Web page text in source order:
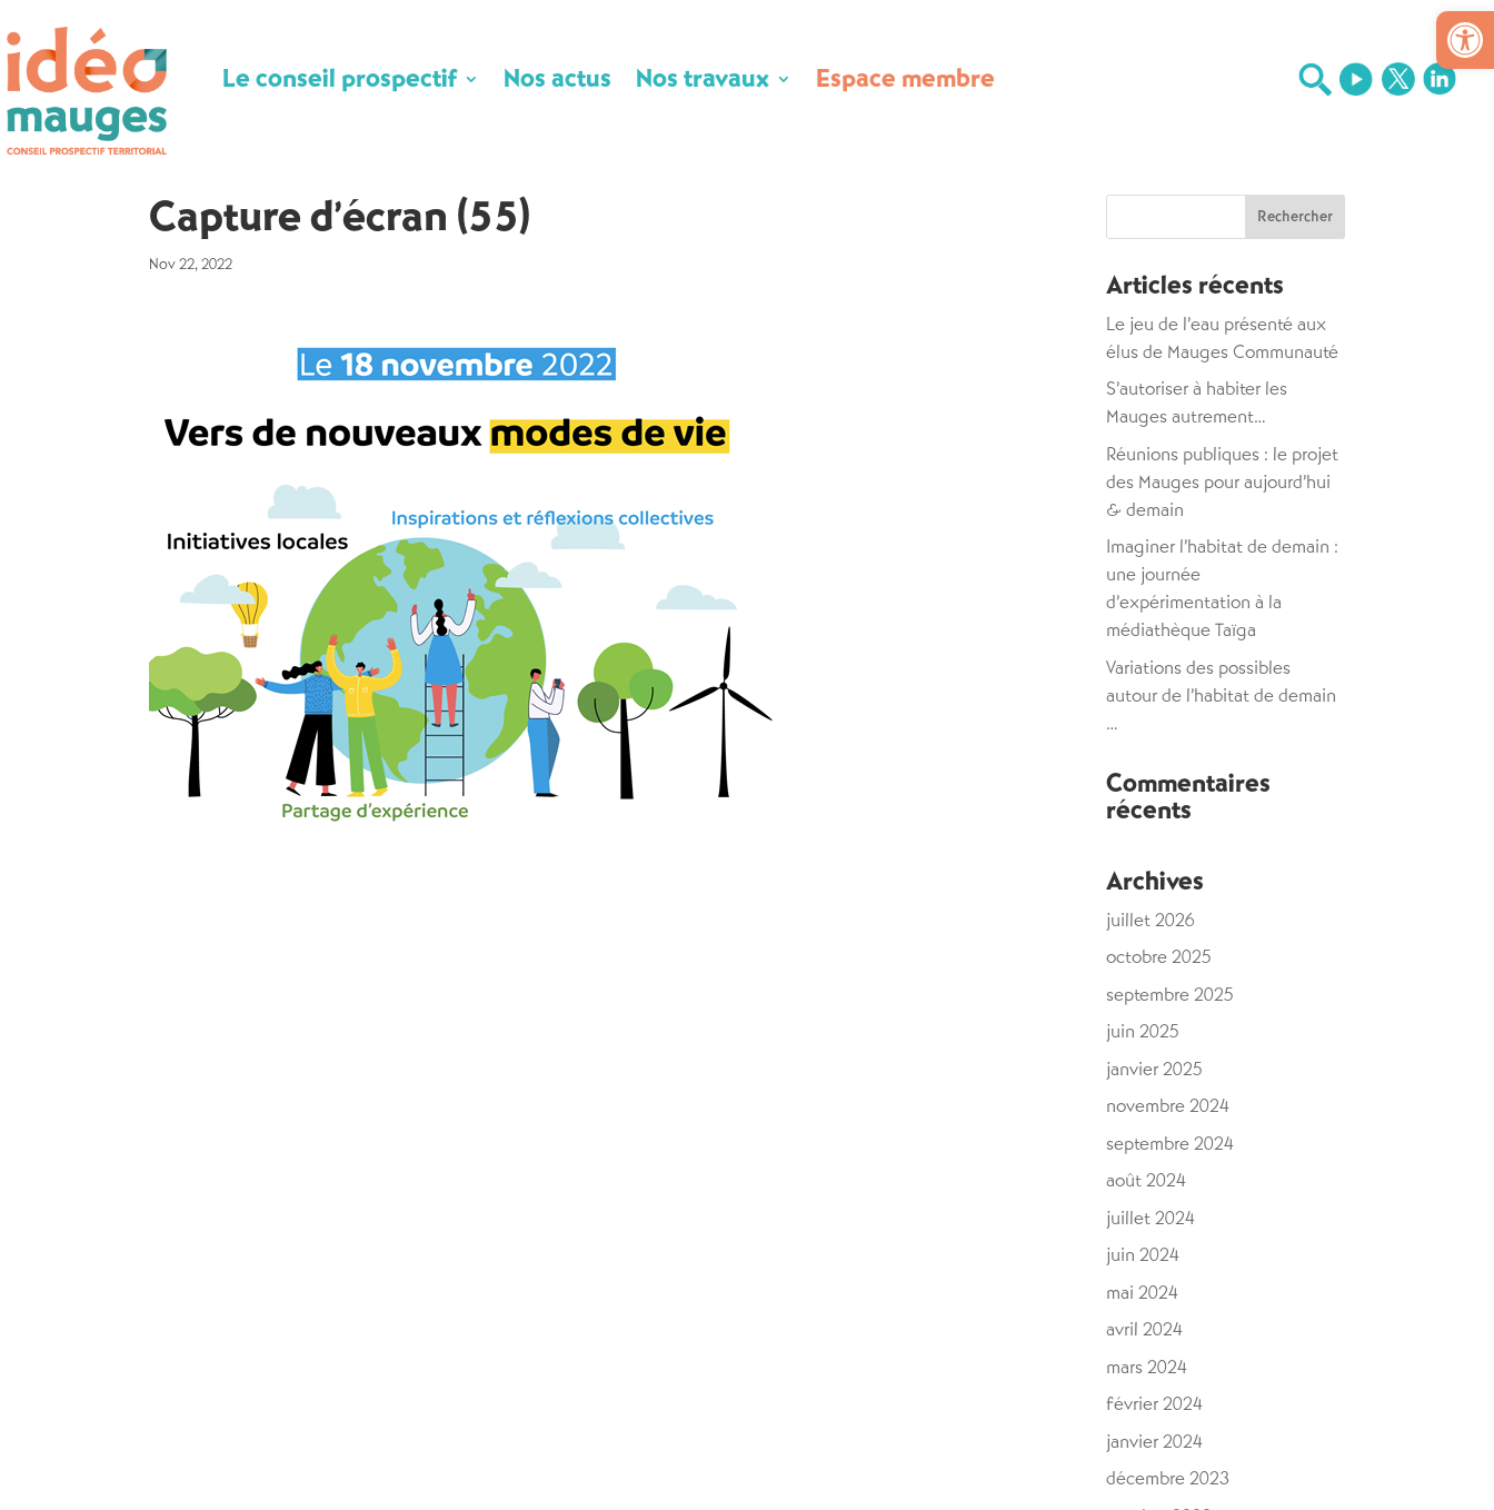
to
content
to
content
Le conseil prospectif Nos actus Nos travaux Espace membre
Capture d’écran (55)
Nov 22, 2022
Rechercher :
Articles récents
Le jeu de l’eau présenté aux
élus de Mauges Communauté
S’autoriser à habiter les
Mauges autrement…
Réunions publiques : le projet
des Mauges pour aujourd’hui
& demain
Imaginer l’habitat de demain :
une journée
d’expérimentation à la
médiathèque Taïga
Variations des possibles
autour de l’habitat de demain
…
Commentaires
récents
Archives
juillet 2026
octobre 2025
septembre 2025
juin 2025
janvier 2025
novembre 2024
septembre 2024
août 2024
juillet 2024
juin 2024
mai 2024
avril 2024
mars 2024
février 2024
janvier 2024
décembre 2023